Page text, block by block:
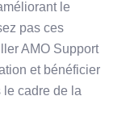
le
pas ces
AMO Support
et bénéficier
cadre de la